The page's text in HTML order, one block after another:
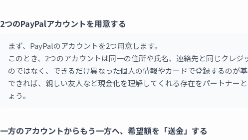
2つのPayPalアカウントを用意する
まず、PayPalのアカウントを2つ用意します。
このとき、2つのアカウントは同一の住所や氏名、連絡先と同じクレジ
のではなく、できるだけ異なった個人の情報やカードで登録するのが
できれば、親しい友人など現金化を理解してくれる存在をパートナー
ょう。
一方のアカウントからもう一方へ、希望額を「送金」する